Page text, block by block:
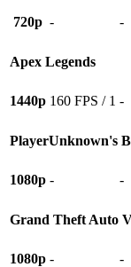
720p - -
Apex Legends
1440p 160 FPS / 1 -
PlayerUnknown's
1080p - -
Grand Theft Auto
1080p - -